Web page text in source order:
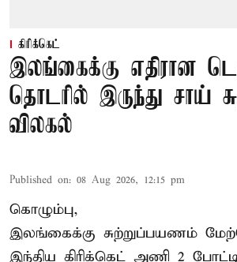
கிரிக்கெட்
இலங்கைக்கு எதிரான
தொடரில் இருந்து சாய்
விலகல்
Published on: 08 Aug 2026, 12:15 pm
கொழும்பு,
இலங்கைக்கு சுற்றுப்பயணம்
இந்திய கிரிக்கெட் அணி 2